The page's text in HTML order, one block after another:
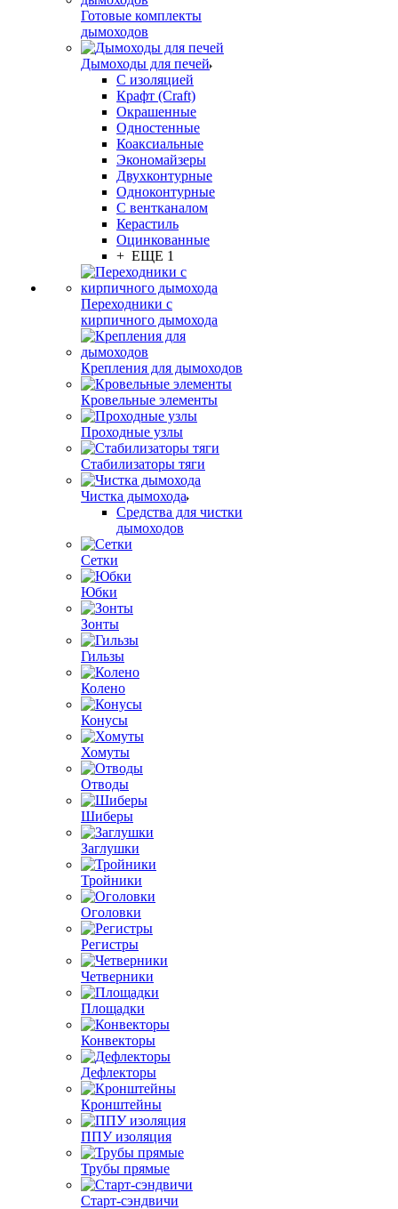
Готовые комплекты
дымоходов
Дымоходы для печей
С изоляцией
Крафт (Craft)
Окрашенные
Одностенные
Коаксиальные
Экономайзеры
Двухконтурные
Одноконтурные
С вентканалом
Керастиль
Оцинкованные
+ ЕЩЕ 1
Переходники с
кирпичного дымохода
Крепления для дымоходов
Кровельные элементы
Проходные узлы
Стабилизаторы тяги
Чистка дымохода
Средства для чистки
дымоходов
Сетки
Юбки
Зонты
Гильзы
Колено
Конусы
Хомуты
Отводы
Шиберы
Заглушки
Тройники
Оголовки
Регистры
Четверники
Площадки
Конвекторы
Дефлекторы
Кронштейны
ППУ изоляция
Трубы прямые
Старт-сэндвичи